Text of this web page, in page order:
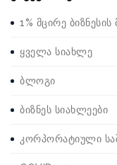
1% მცირე ბიზნესის
ყველა სიახლე
ბლოგი
ბიზნეს სიახლეები
კორპორატიული